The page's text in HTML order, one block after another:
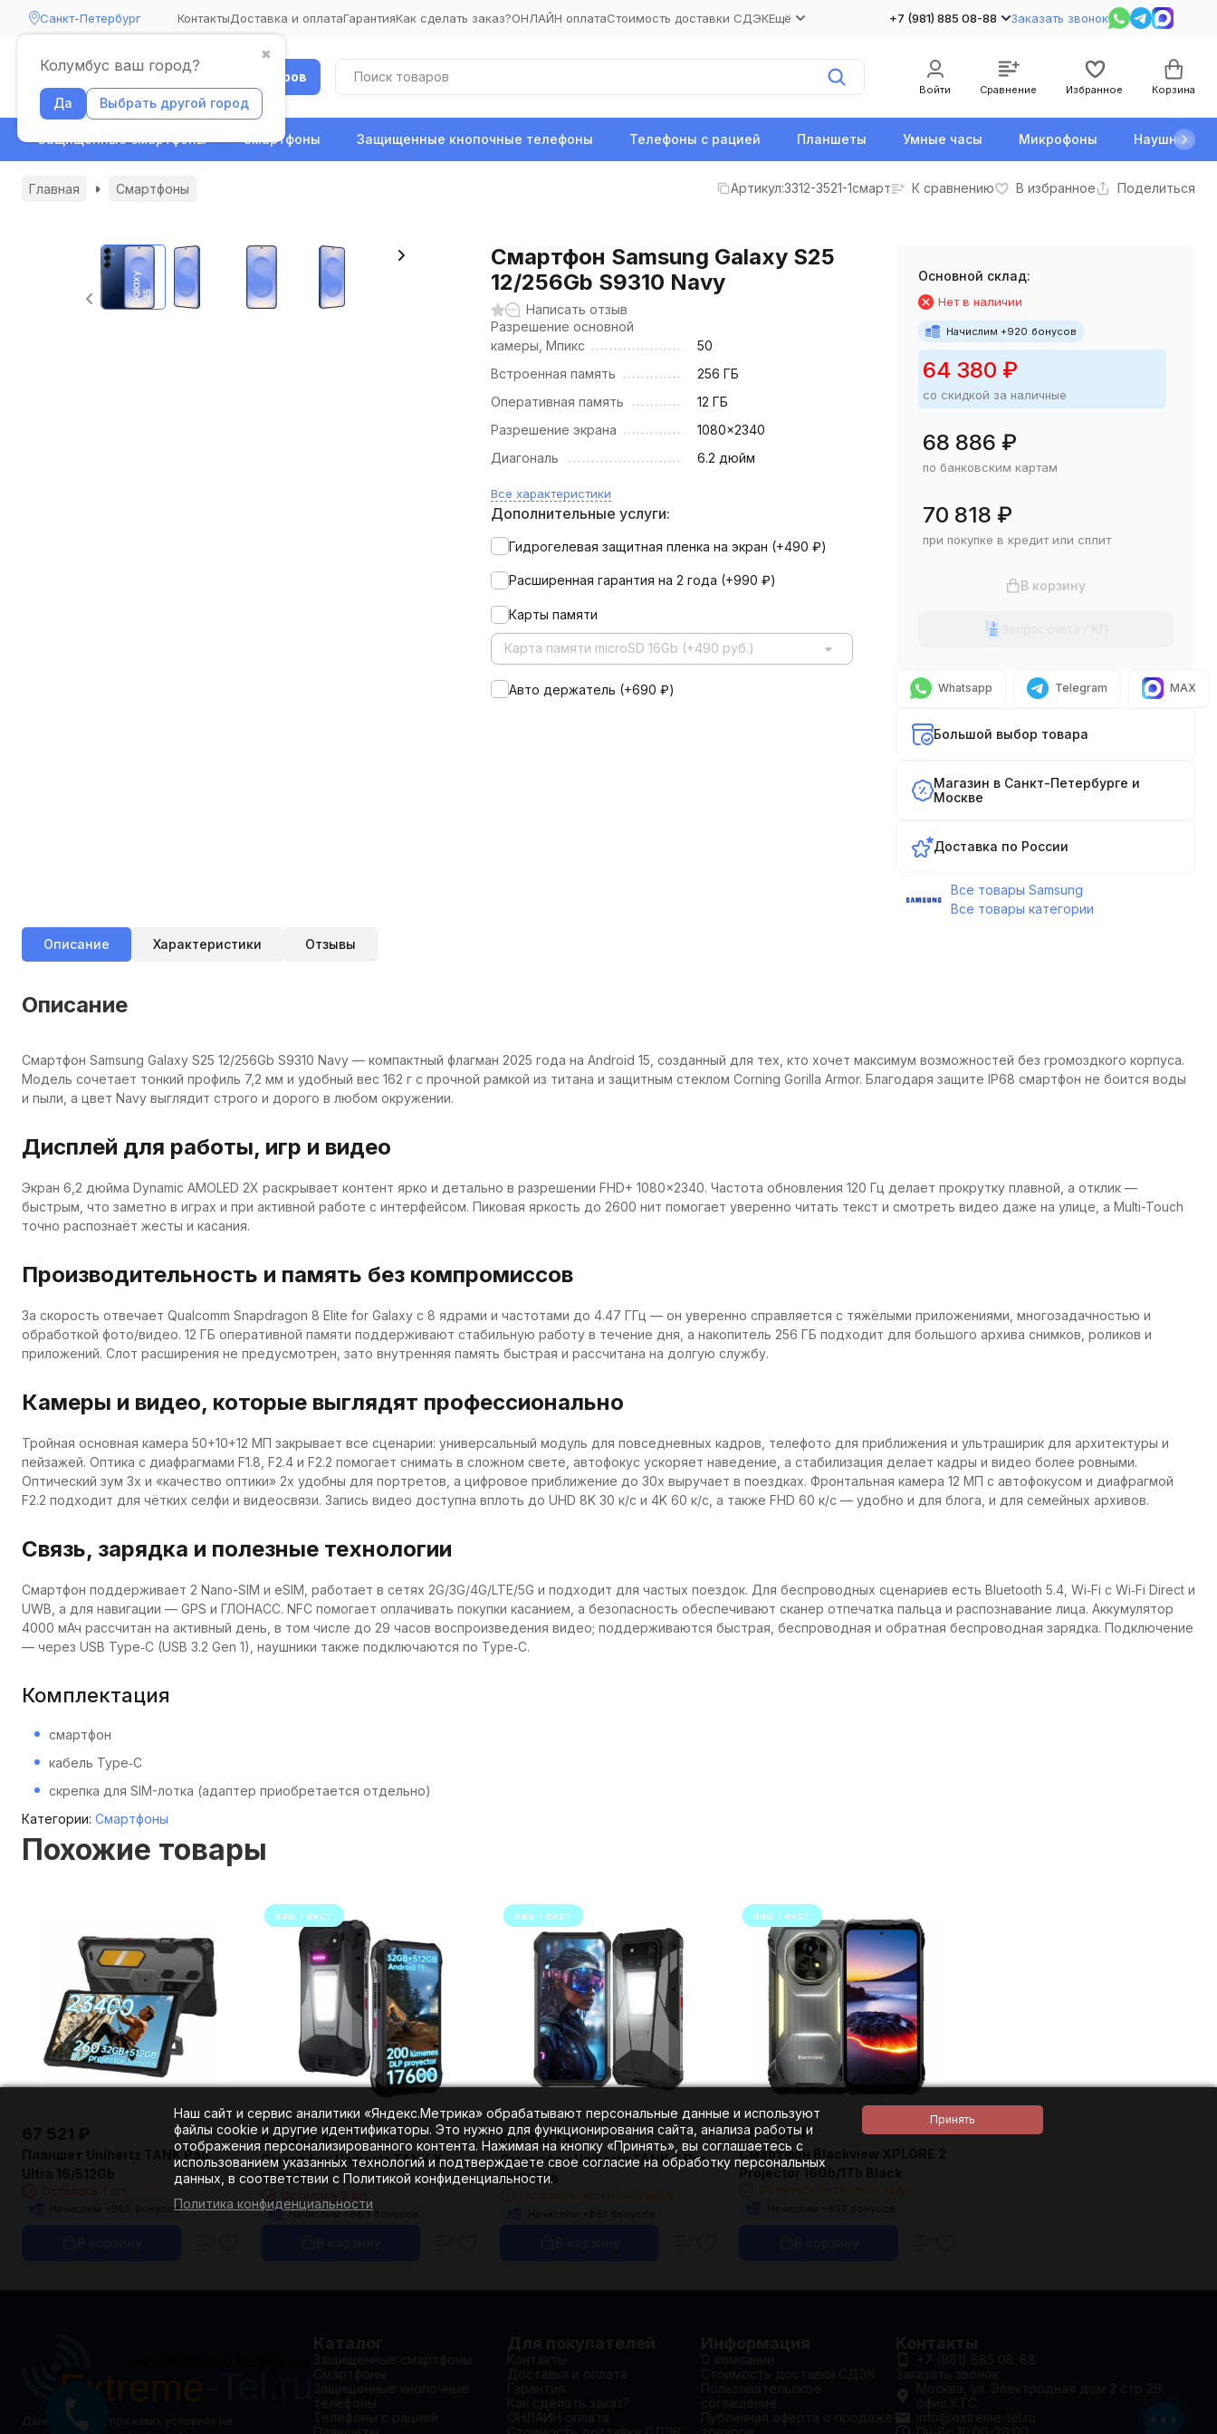
Санкт-Петербург
✖
Колумбус ваш город?
Да Выбрать другой город
КонтактыДоставка и оплатаГарантияКак сделать заказ?ОНЛАЙН оплатаСтоимость доставки СДЭКЕщё +7 (981) 885 08-88 Заказать звонок
Каталог товаров
Войти Сравнение Избранное Корзина
Защищенные смартфоны Смартфоны Защищенные кнопочные телефоны Телефоны с рацией Планшеты Умные часы Микрофоны Наушники
Главная Смартфоны Артикул:3312-3521-1смарт К сравнению В избранное Поделиться
Смартфон Samsung Galaxy S25
12/256Gb S9310 Navy
Написать отзыв
Разрешение основной
камеры, Мпикс
50
Встроенная память
256 ГБ
Оперативная память
12 ГБ
Разрешение экрана
1080x2340
Диагональ
6.2 дюйм
Все характеристики
Дополнительные услуги:
Гидрогелевая защитная пленка на экран (+490₽)
Расширенная гарантия на 2 года (+990₽)
Карты памяти
Карта памяти microSD 16Gb (+490 руб.)
Авто держатель (+690₽)
Основной склад:
Нет в наличии
Начислим +920 бонусов
64 380 ₽
со скидкой за наличные
68 886 ₽
по банковским картам
70 818 ₽
при покупке в кредит или сплит
В корзину
Whatsapp Telegram MAX
Большой выбор товара
Магазин в Санкт-Петербурге и
Москве
Доставка по России
Все товары Samsung
Все товары категории
Описание Характеристики Отзывы
Описание
Смартфон Samsung Galaxy S25 12/256Gb S9310 Navy — компактный флагман 2025 года на Android 15, созданный для тех, кто хочет максимум возможностей без громоздкого корпуса.
Модель сочетает тонкий профиль 7,2 мм и удобный вес 162 г с прочной рамкой из титана и защитным стеклом Corning Gorilla Armor. Благодаря защите IP68 смартфон не боится воды
и пыли, а цвет Navy выглядит строго и дорого в любом окружении.
Дисплей для работы, игр и видео
Экран 6,2 дюйма Dynamic AMOLED 2X раскрывает контент ярко и детально в разрешении FHD+ 1080×2340. Частота обновления 120 Гц делает прокрутку плавной, а отклик —
быстрым, что заметно в играх и при активной работе с интерфейсом. Пиковая яркость до 2600 нит помогает уверенно читать текст и смотреть видео даже на улице, а Multi-Touch
точно распознаёт жесты и касания.
Производительность и память без компромиссов
За скорость отвечает Qualcomm Snapdragon 8 Elite for Galaxy с 8 ядрами и частотами до 4.47 ГГц — он уверенно справляется с тяжёлыми приложениями, многозадачностью и
обработкой фото/видео. 12 ГБ оперативной памяти поддерживают стабильную работу в течение дня, а накопитель 256 ГБ подходит для большого архива снимков, роликов и
приложений. Слот расширения не предусмотрен, зато внутренняя память быстрая и рассчитана на долгую службу.
Камеры и видео, которые выглядят профессионально
Тройная основная камера 50+10+12 МП закрывает все сценарии: универсальный модуль для повседневных кадров, телефото для приближения и ультраширик для архитектуры и
пейзажей. Оптика с диафрагмами F1.8, F2.4 и F2.2 помогает снимать в сложном свете, автофокус ускоряет наведение, а стабилизация делает кадры и видео более ровными.
Оптический зум 3х и «качество оптики» 2х удобны для портретов, а цифровое приближение до 30х выручает в поездках. Фронтальная камера 12 МП с автофокусом и диафрагмой
F2.2 подходит для чётких селфи и видеосвязи. Запись видео доступна вплоть до UHD 8K 30 к/с и 4K 60 к/с, а также FHD 60 к/с — удобно и для блога, и для семейных архивов.
Связь, зарядка и полезные технологии
Смартфон поддерживает 2 Nano-SIM и eSIM, работает в сетях 2G/3G/4G/LTE/5G и подходит для частых поездок. Для беспроводных сценариев есть Bluetooth 5.4, Wi‑Fi с Wi‑Fi Direct и
UWB, а для навигации — GPS и ГЛОНАСС. NFC помогает оплачивать покупки касанием, а безопасность обеспечивают сканер отпечатка пальца и распознавание лица. Аккумулятор
4000 мАч рассчитан на активный день, в том числе до 29 часов воспроизведения видео; поддерживаются быстрая, беспроводная и обратная беспроводная зарядка. Подключение
— через USB Type‑C (USB 3.2 Gen 1), наушники также подключаются по Type‑C.
Комплектация
смартфон
кабель Type‑C
скрепка для SIM-лотка (адаптер приобретается отдельно)
Категории: Смартфоны
Похожие товары
67 521 ₽
Планшет Unihertz TANK Pad
Ultra 16/512Gb
Начислим + бонусов
ваш текст
60 427 ₽
Смартфон Unihertz TANK X
16/512Gb
Начислим +863 бонусов
ваш текст
60 300₽
Смартфон Unihertz TANK 4 Pro
16/512Gb
Осталось несколько штук
Начислим + 861 бонусов
ваш текст
59 957₽
Смартфон Blackview XPLORE 2
Projector 16Gb/1Tb Black
Осталось несколько штук
Начислим + 857 бонусов
Данный сайт ни при каких условиях не
Наш сайт и сервис аналитики «Яндекс.Метрика» обрабатывают персональные данные и используют
файлы cookie и другие идентификаторы. Это нужно для функционирования сайта, анализа работы и
отображения персонализированного контента. Нажимая на кнопку «Принять», вы соглашаетесь с
использованием указанных технологий и подтверждаете свое согласие на обработку персональных
данных, в соответствии с Политикой конфиденциальности.
Политика конфиденциальности